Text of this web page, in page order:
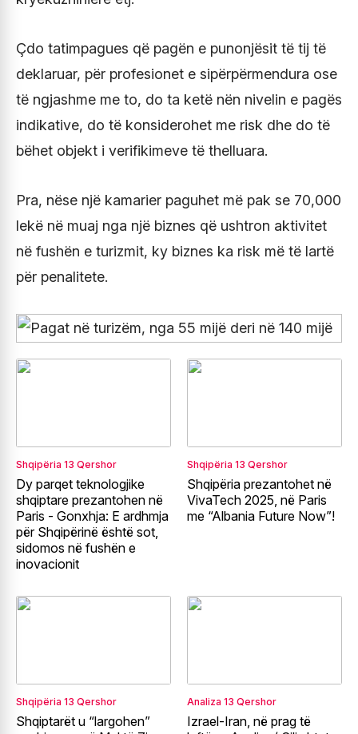
Çdo tatimpagues që pagën e punonjësit të tij të
deklaruar, për profesionet e sipërpërmendura ose
të ngjashme me to, do ta ketë nën nivelin e pagës
indikative, do të konsiderohet me risk dhe do të
bëhet objekt i verifikimeve të thelluara.
Pra, nëse një kamarier paguhet më pak se 70,000
lekë në muaj nga një biznes që ushtron aktivitet
në fushën e turizmit, ky biznes ka risk më të lartë
për penalitete.
Shqipëria 13 Qershor
Dy parqet teknologjike
shqiptare prezantohen në
Paris - Gonxhja: E ardhmja
për Shqipërinë është sot,
sidomos në fushën e
inovacionit
Shqipëria 13 Qershor
Shqipëria prezantohet në
VivaTech 2025, në Paris
me “Albania Future Now”!
Shqipëria 13 Qershor
Shqiptarët u “largohen”
Analiza 13 Qershor
Izrael-Iran, në prag të